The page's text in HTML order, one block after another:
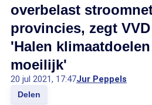
overbelast
provincies, zegt
'Halen
moeilijk'
20 jul 2021, 17:47Jur Peppels
Delen